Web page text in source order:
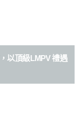
以頂級LMPV 禮遇